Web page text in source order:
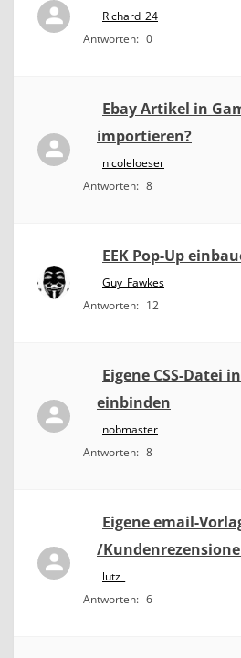
Richard_24
Antworten: 0
Ebay Artikel in
importieren?
nicoleloeser
Antworten: 8
EEK Pop-Up
Guy_Fawkes
Antworten: 12
Eigene CSS-Datei
einbinden
nobmaster
Antworten: 8
Eigene email-
/
lutz_
Antworten: 6